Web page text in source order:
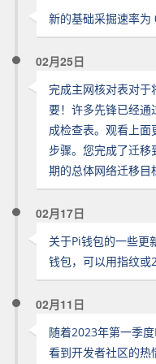
新的基础采掘速率
02月25日
完成主网核对表对于
要！许多先锋已经通
成检查表。观看上
步骤。您完成了迁
期的总体网络迁移目
02月17日
关于Pi钱包的一些更
钱包，可以用指纹或
02月11日
随着2023年第一季
看到开发者社区的